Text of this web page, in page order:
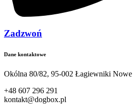
Zadzwoń
Dane kontaktowe
Okólna 80/82, 95-002 Łagiewniki Nowe
+48 607 296 291
kontakt@dogbox.pl